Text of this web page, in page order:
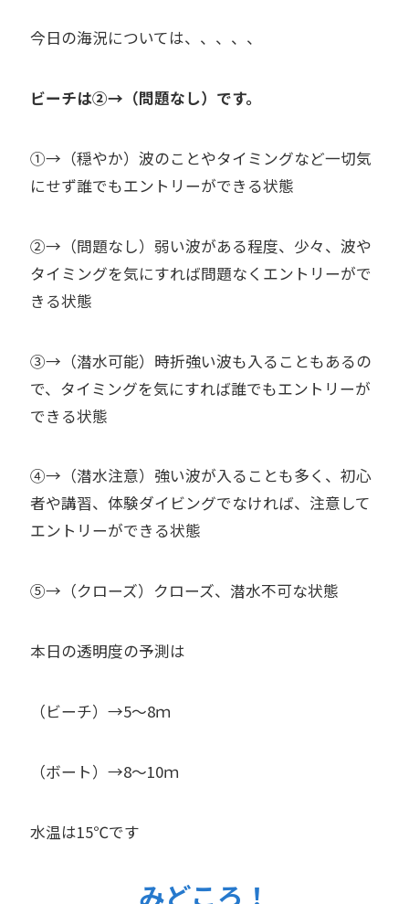
今日の海況については、、、、、
ビーチは②→（問題なし）です。
①→（穏やか）波のことやタイミングなど一切気
にせず誰でもエントリーができる状態
②→（問題なし）弱い波がある程度、少々、波や
タイミングを気にすれば問題なくエントリーがで
きる状態
③→（潜水可能）時折強い波も入ることもあるの
で、タイミングを気にすれば誰でもエントリーが
できる状態
④→（潜水注意）強い波が入ることも多く、初心
者や講習、体験ダイビングでなければ、注意して
エントリーができる状態
⑤→（クローズ）クローズ、潜水不可な状態
本日の透明度の予測は
（ビーチ）→5～8ｍ
（ボート）→8～10ｍ
水温は15℃です
みどころ！